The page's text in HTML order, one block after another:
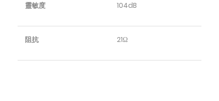
靈敏度 104dB
阻抗 21Ω